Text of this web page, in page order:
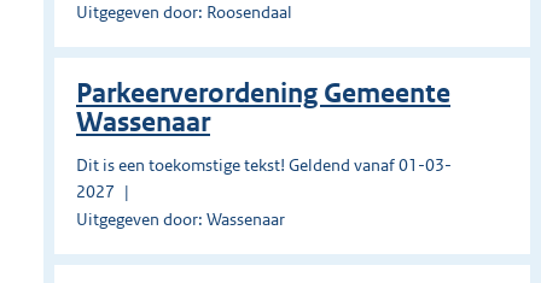
Uitgegeven door: Roosendaal
Parkeerverordening Gemeente
Wassenaar
Dit is een toekomstige tekst! Geldend vanaf 01-03-
2027
Uitgegeven door: Wassenaar